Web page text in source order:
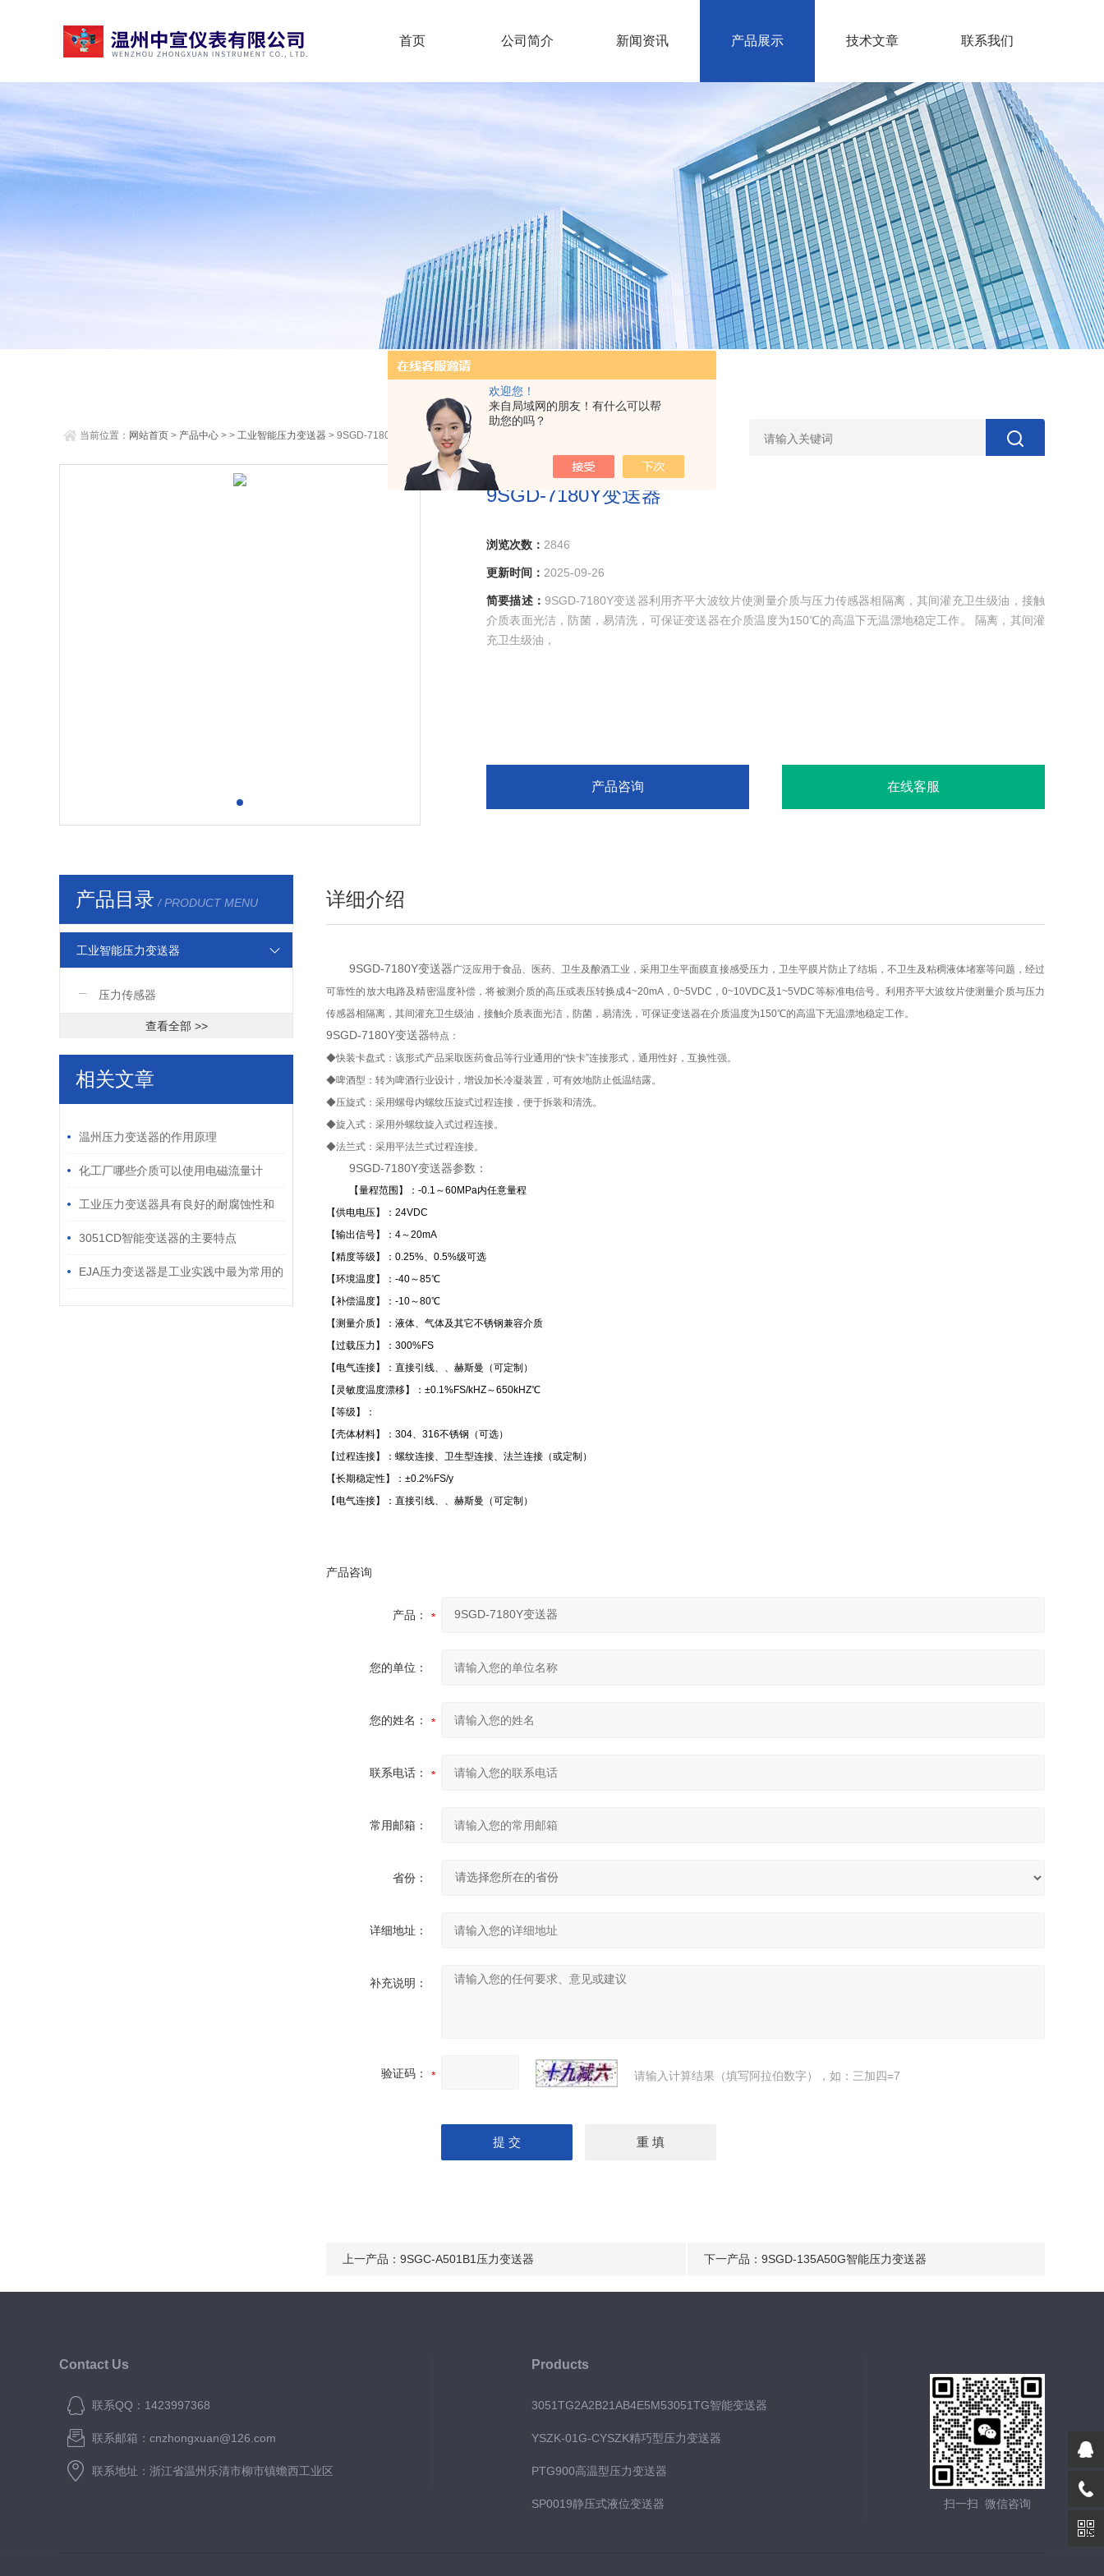
欢迎您！
来自局域网的朋友！有什么可以帮
助您的吗？
首页 公司简介 新闻资讯 产品展示 技术文章 联系我们
当前位置： 网站首页 > 产品中心 > > 工业智能压力变送器 > 9SGD-7180Y变送器
9SGD-7180Y变送器
浏览次数： 2846
更新时间： 2025-09-26
简要描述： 9SGD-7180Y变送器利用齐平大波纹片使测量介质与压力传感器相隔离，其间灌充卫生级油，接触
介质表面光洁，防菌，易清洗，可保证变送器在介质温度为150℃的高温下无温漂地稳定工作。 隔离，其间灌
充卫生级油，
产品咨询 在线客服
产品目录 / PRODUCT MENU
工业智能压力变送器
压力传感器
查看全部 >>
相关文章
温州压力变送器的作用原理
化工厂哪些介质可以使用电磁流量计
工业压力变送器具有良好的耐腐蚀性和
机械强度
3051CD智能变送器的主要特点
EJA压力变送器是工业实践中最为常用的
详细介绍
9SGD-7180Y变送器广泛应用于食品、医药、卫生及酿酒工业，采用卫生平面膜直接感受压力，卫生平膜片防止了结垢，不卫生及粘稠液体堵塞等问题，经过
可靠性的放大电路及精密温度补偿，将被测介质的高压或表压转换成4~20mA，0~5VDC，0~10VDC及1~5VDC等标准电信号。利用齐平大波纹片使测量介质与压力
传感器相隔离，其间灌充卫生级油，接触介质表面光洁，防菌，易清洗，可保证变送器在介质温度为150℃的高温下无温漂地稳定工作。
9SGD-7180Y变送器特点：
◆快装卡盘式：该形式产品采取医药食品等行业通用的“快卡”连接形式，通用性好，互换性强。
◆啤酒型：转为啤酒行业设计，增设加长冷凝装置，可有效地防止低温结露。
◆压旋式：采用螺母内螺纹压旋式过程连接，便于拆装和清洗。
◆旋入式：采用外螺纹旋入式过程连接。
◆法兰式：采用平法兰式过程连接。
9SGD-7180Y变送器参数：
【量程范围】：-0.1～60MPa内任意量程
【供电电压】：24VDC
【输出信号】：4～20mA
【精度等级】：0.25%、0.5%级可选
【环境温度】：-40～85℃
【补偿温度】：-10～80℃
【测量介质】：液体、气体及其它不锈钢兼容介质
【过载压力】：300%FS
【电气连接】：直接引线、、赫斯曼（可定制）
【灵敏度温度漂移】：±0.1%FS/kHZ～650kHZ℃
【等级】：
【壳体材料】：304、316不锈钢（可选）
【过程连接】：螺纹连接、卫生型连接、法兰连接（或定制）
【长期稳定性】：±0.2%FS/y
【电气连接】：直接引线、、赫斯曼（可定制）
产品咨询
产品：
您的单位：
您的姓名：
联系电话：
常用邮箱：
省份：
详细地址：
补充说明：
验证码： 请输入计算结果（填写阿拉伯数字），如：三加四=7
上一产品： 9SGC-A501B1压力变送器 下一产品： 9SGD-135A50G智能压力变送器
Contact Us
联系QQ：1423997368
联系邮箱：cnzhongxuan@126.com
联系地址：浙江省温州乐清市柳市镇蟾西工业区
Products
3051TG2A2B21AB4E5M53051TG智能变送器
YSZK-01G-CYSZK精巧型压力变送器
PTG900高温型压力变送器
SP0019静压式液位变送器 扫一扫 微信咨询